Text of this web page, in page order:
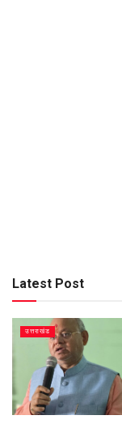
Latest Post
उत्तराखंड